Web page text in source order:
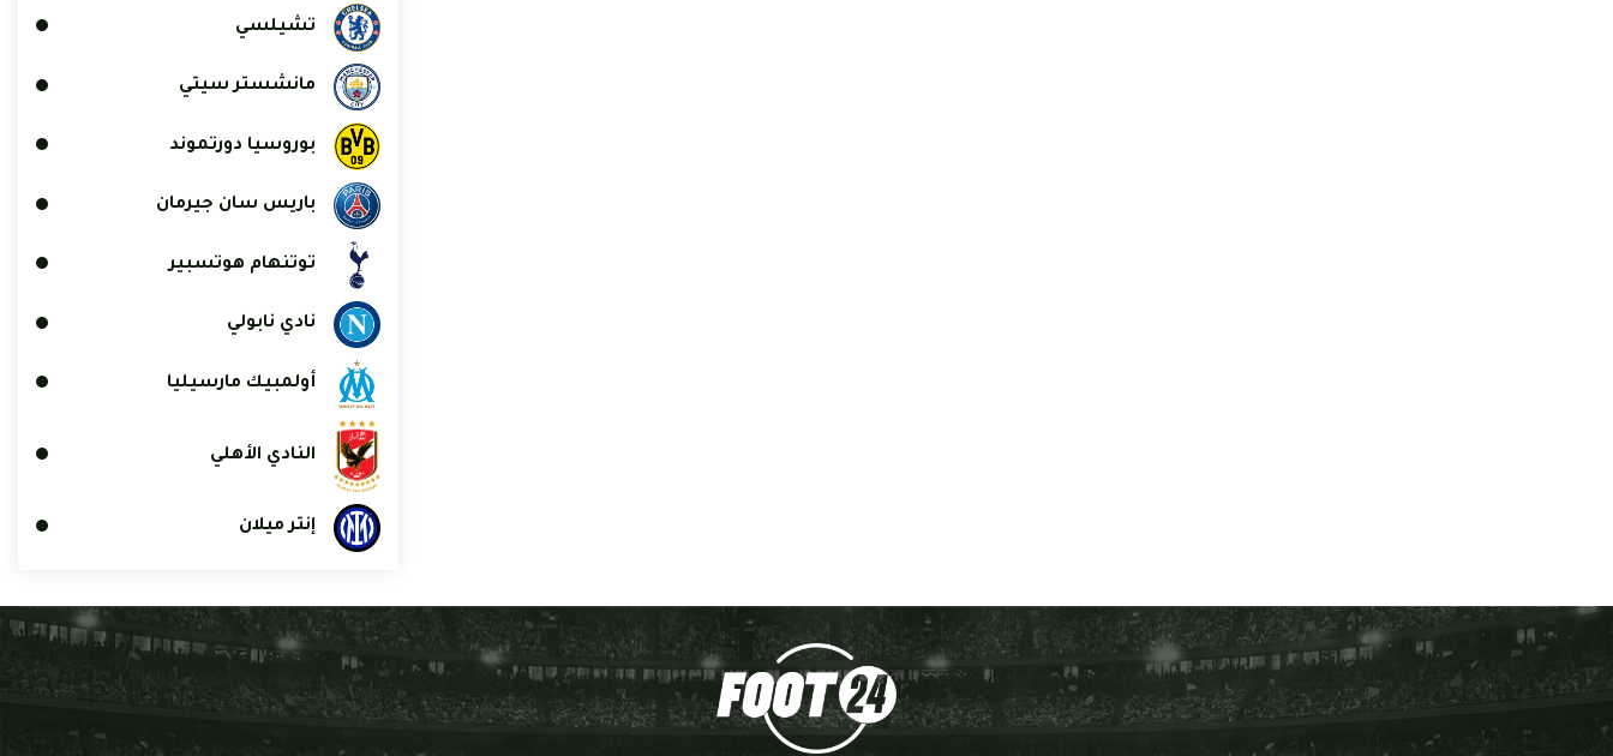
تشيلسي
مانشستر سيتي
بوروسيا دورتموند
باريس سان جيرمان
توتنهام هوتسبير
نادي نابولي
أولمبيك مارسيليا
النادي الأهلي
إنتر ميلان